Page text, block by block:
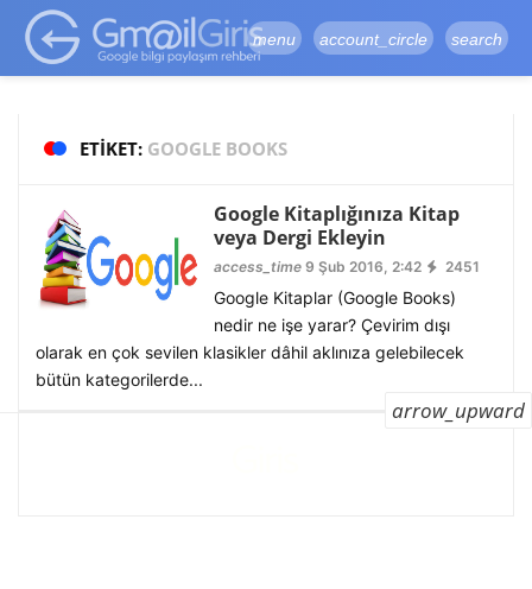
google-site-
verification=vqSI0upH550kabR5X8xpjMYieaXmuBueYgCJBW3uetM
menu account_circle search
ETIKET: GOOGLE BOOKS
Google Kitaplığınıza Kitap
veya Dergi Ekleyin
access_time9 Şub 2016, 2:42 2451
Google Kitaplar (Google Books)
nedir ne işe yarar? Çevirim dışı
olarak en çok sevilen klasikler dâhil aklınıza gelebilecek
bütün kategorilerde...
arrow_upward